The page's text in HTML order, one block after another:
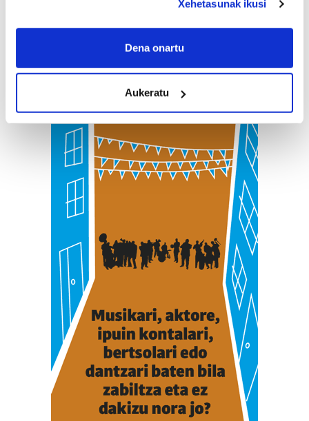
If you allow, we would also like to:
Collect information about your geographical
Identify your device by actively scanning it for
specific characteristics (fingerprinting)
Find out more about how your personal data is processed
and set your preferences in thedetails section .
Guk eta gure bazkideek zure datu pertsonalak
prozesatzen ditugu, zure IP zenbakia, besteak beste,
teknologia erabiliz, cookieak adibidez, iragarki eta eduki
pertsonalizatuak eskaintzeko, iragarkiak eta edukia
neurtzeko, jendeari buruzko informazioa biltzeko eta
produktuak garatzeko. Zure datuak nork eta zertarako
erabiltzen dituen hauta dezakezu.
Bazkide batzuek ez dizute baimenik eskatzen, eta beren
interes komertzial legitimoetan babesten dira. Ikusi gure
bazkideen zerrenda, beren ustez zein helburutarako
duten interes legitimoa eta horren aurka nola egin
dezakezun ikusteko.
Lortu zure datu pertsonalak prozesatzeko moduari
Xehetasunak ikusi
Dena onartu
Aukeratu